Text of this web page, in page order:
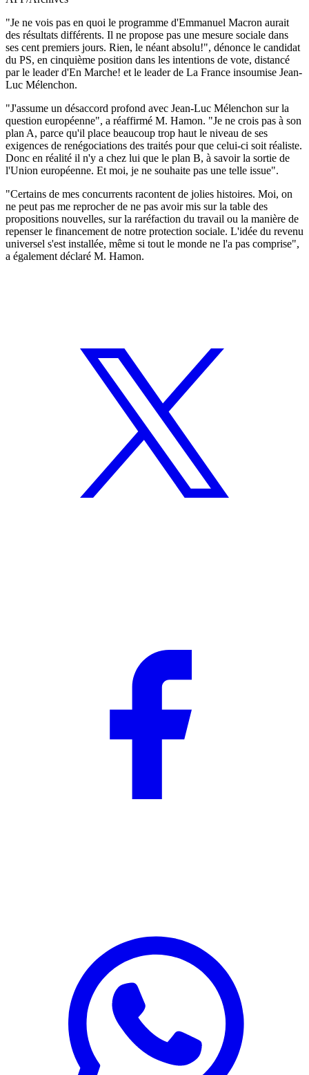
"Je ne vois pas en quoi le programme d'Emmanuel Macron aurait
des résultats différents. Il ne propose pas une mesure sociale dans
ses cent premiers jours. Rien, le néant absolu!", dénonce le candidat
du PS, en cinquième position dans les intentions de vote, distancé
par le leader d'En Marche! et le leader de La France insoumise Jean-
Luc Mélenchon.
"J'assume un désaccord profond avec Jean-Luc Mélenchon sur la
question européenne", a réaffirmé M. Hamon. "Je ne crois pas à son
plan A, parce qu'il place beaucoup trop haut le niveau de ses
exigences de renégociations des traités pour que celui-ci soit réaliste.
Donc en réalité il n'y a chez lui que le plan B, à savoir la sortie de
l'Union européenne. Et moi, je ne souhaite pas une telle issue".
"Certains de mes concurrents racontent de jolies histoires. Moi, on
ne peut pas me reprocher de ne pas avoir mis sur la table des
propositions nouvelles, sur la raréfaction du travail ou la manière de
repenser le financement de notre protection sociale. L'idée du revenu
universel s'est installée, même si tout le monde ne l'a pas comprise",
a également déclaré M. Hamon.